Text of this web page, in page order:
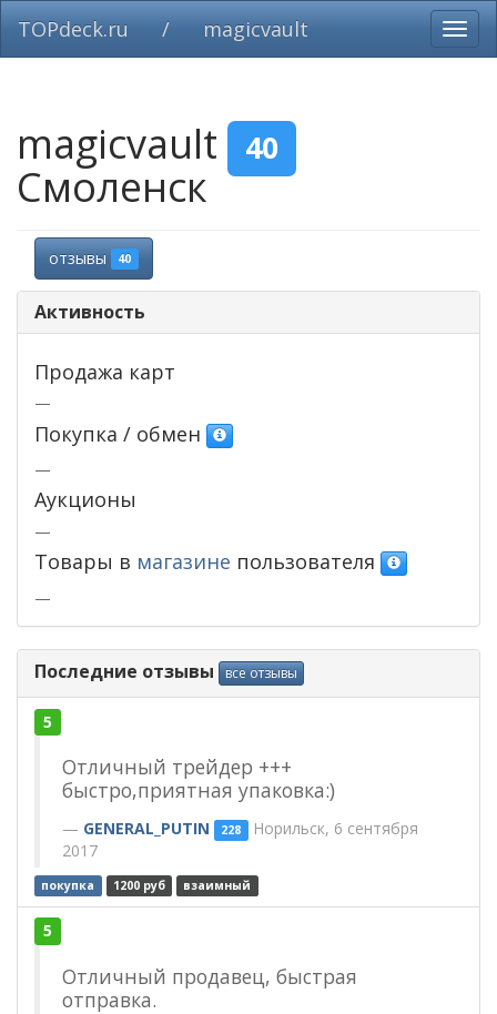
TOPdeck.ru / magicvault
magicvault 40
Смоленск
отзывы 40
Активность
Продажа карт
—
Покупка / обмен
—
Аукционы
—
Товары в магазине пользователя
—
Последние отзывы все отзывы
5
Отличный трейдер +++
быстро,приятная упаковка:)
GENERAL_PUTIN 228 Норильск, 6 сентября
2017
покупка 1200 руб взаимный
5
Отличный продавец, быстрая
отправка.